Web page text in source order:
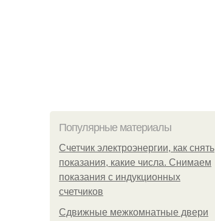
Популярные материалы
Счетчик электроэнергии, как снять
показания, какие числа. Снимаем
показания с индукционных
счетчиков
Сдвижные межкомнатные двери